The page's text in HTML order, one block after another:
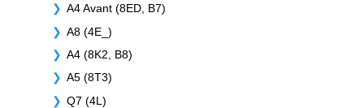
A4 Avant (8ED, B7)
A8 (4E_)
A4 (8K2, B8)
A5 (8T3)
Q7 (4L)